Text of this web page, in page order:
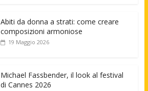
Abiti da donna a strati: come creare
composizioni armoniose
19 Maggio 2026
Michael Fassbender, il look al festival
di Cannes 2026